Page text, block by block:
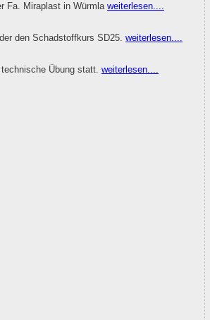
Fa. Miraplast in Würmlaweiterlesen....
den Schadstoffkurs SD25. weiterlesen....
Übung statt. weiterlesen....